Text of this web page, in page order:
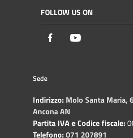
FOLLOW US ON
Facebook
Sede
Indirizzo: Molo Santa Maria,
Ancona AN
Partita IVA e Codice fiscale:
Telefono:071 207891